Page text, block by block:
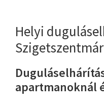
Helyi
apartmanoknál